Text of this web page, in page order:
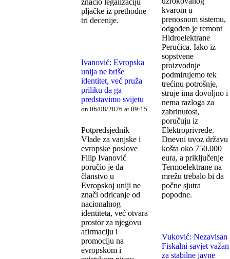
značio legalizaciju
pljačke iz prethodne
tri decenije.
Ivanović: Evropska
unija ne briše
identitet, već pruža
priliku da ga
predstavimo svijetu
on 06/08/2026 at 09:15
Potpredsjednik
Vlade za vanjske i
evropske poslove
Filip Ivanović
poručio je da
članstvo u
Evropskoj uniji ne
znači odricanje od
nacionalnog
identiteta, već otvara
prostor za njegovu
afirmaciju i
promociju na
evropskom i
kvarom u
prenosnom sistemu,
odgođen je remont
Hidroelektrane
Perućica. Iako iz
sopstvene
proizvodnje
podmirujemo tek
trećinu potrošnje,
struje ima dovoljno i
nema razloga za
zabrinutost,
poručuju iz
Elektroprivrede.
Dnevni uvoz državu
košta oko 750.000
eura, a priključenje
Termoelektrane na
mrežu trebalo bi da
počne sjutra
popodne.
Vuković: Nezavisan
Fiskalni savjet važan
za stabilne javne